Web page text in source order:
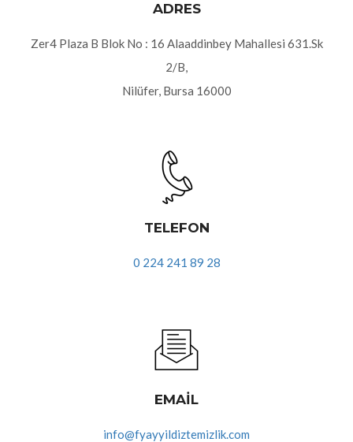
ADRES
Zer4 Plaza B Blok No : 16 Alaaddinbey Mahallesi 631.Sk
2/B,
Nilüfer, Bursa 16000
TELEFON
0 224 241 89 28
EMAIL
info@fyayyildiztemizlik.com